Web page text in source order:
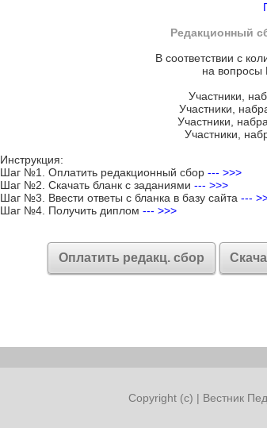
Редакционный
В соответствии с
на вопросы
Участники,
Участники,
Участники,
Участники,
Инструкция:
Шаг №1. Оплатить редакционный сбор --- >>>
Шаг №2. Скачать бланк с заданиями --- >>>
Шаг №3. Ввести ответы с бланка в базу сайта ---
Шаг №4. Получить диплом --- >>>
Оплатить редакц. сбор
Copyright (c) | Вестник